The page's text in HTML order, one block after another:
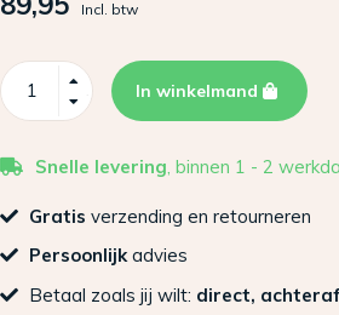
Incl. btw
In winkelmand
Snelle levering , binnen 1 - 2
Gratis verzending en retourneren
Persoonlijkadvies
Betaal zoals jij wilt: direct,